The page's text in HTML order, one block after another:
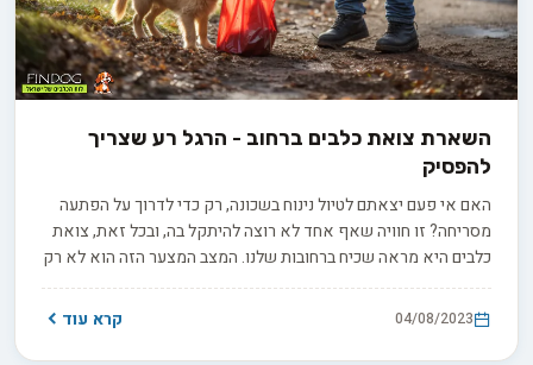
השארת צואת כלבים ברחוב - הרגל רע שצריך
להפסיק
האם אי פעם יצאתם לטיול נינוח בשכונה, רק כדי לדרוך על הפתעה
מסריחה? זו חוויה שאף אחד לא רוצה להיתקל בה, ובכל זאת, צואת
כלבים היא מראה שכיח ברחובות שלנו. המצב המצער הזה הוא לא רק
מכוער ולא נעים, זה נושא רציני שמהווה איום הן על בריאות האדם
והן על הסביבה שלנו. כבעלי כלבים וכאזרחים אחראים, הגיע הזמן
שנתייחס להרגל הרע הזה חזיתית.
04/08/2023 קרא עוד